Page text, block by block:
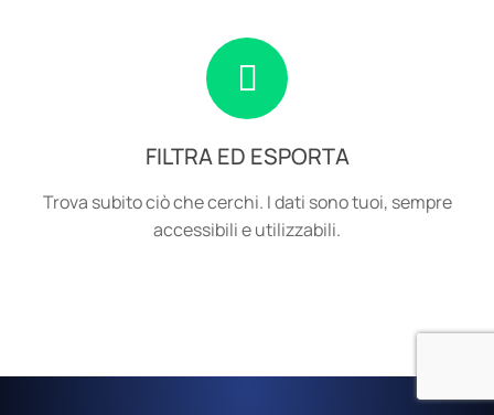
FILTRA ED ESPORTA
Trova subito ciò che cerchi. I dati sono tuoi, sempre
accessibili e utilizzabili.